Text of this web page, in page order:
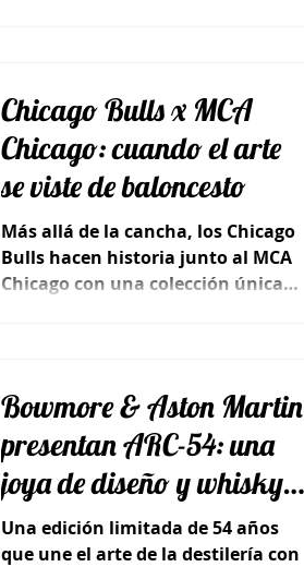
Chicago Bulls x MCA
Chicago: cuando el arte
se viste de baloncesto
Más allá de la cancha, los Chicago
Bulls hacen historia junto al MCA
Chicago con una colección única
Bowmore & Aston Martin
presentan ARC-54: una
joya de diseño y whisky
de colección
Una edición limitada de 54 años
que une el arte de la destilería con